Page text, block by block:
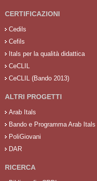
CERTIFICAZIONI
Cedils
Cefils
Itals per la qualità didattica
CeCLIL
CeCLIL (Bando 2013)
ALTRI PROGETTI
Arab Itals
Bando e Programma Arab Itals
PoliGiovani
DAR
RICERCA